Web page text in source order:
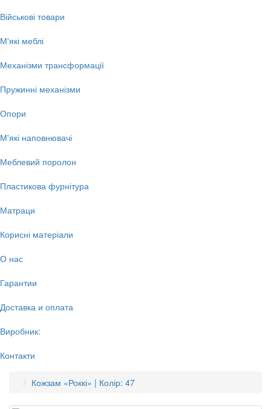
Військові товари
М'які меблі
Механізми трансформації
Пружинні механізми
Опори
М'які наповнювачі
Меблевий поролон
Пластикова фурнітура
Матраци
Корисні матеріали
О нас
Гарантии
Доставка и оплата
Виробник:
Контакти
Кожзам «Роккі» | Колір: 47